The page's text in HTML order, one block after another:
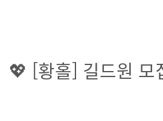
💖 [황홀] 길드원 모